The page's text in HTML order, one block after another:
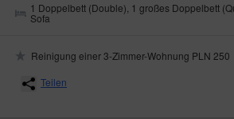
1 Doppelbett (Double), 1 großes Doppelbett
Sofa
Reinigung einer 3-Zimmer-Wohnung PLN 250
Teilen